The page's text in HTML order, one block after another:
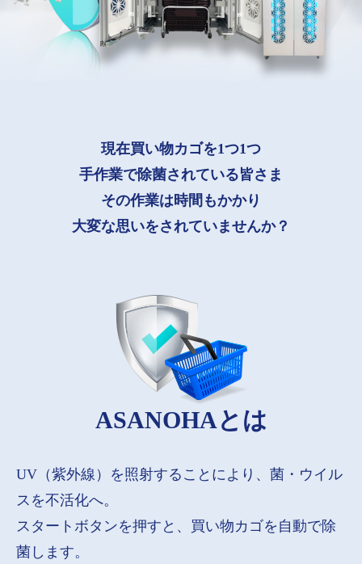
現在買い物カゴを1つ1つ
手作業で除菌されている皆さま
その作業は時間もかかり
大変な思いをされていませんか？
ASANOHAとは
UV（紫外線）を照射することにより、菌・ウイル
スを不活化へ。
スタートボタンを押すと、買い物カゴを自動で除
菌します。